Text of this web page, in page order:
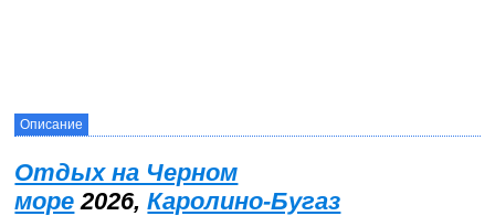
Описание
Отдых на Черном
море 2026,Каролино-Бугаз